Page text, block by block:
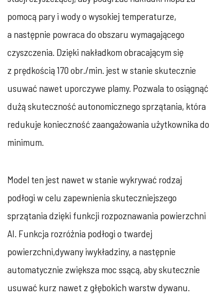
pomocą pary i wody o wysokiej temperaturze,
a następnie powraca do obszaru wymagającego
czyszczenia. Dzięki nakładkom obracającym się
z prędkością 170 obr./min. jest w stanie skutecznie
usuwać nawet uporczywe plamy. Pozwala to osiągnąć
dużą skuteczność autonomicznego sprzątania, która
redukuje konieczność zaangażowania użytkownika do
minimum.
Model ten jest nawet w stanie wykrywać rodzaj
podłogi w celu zapewnienia skuteczniejszego
sprzątania dzięki funkcji rozpoznawania powierzchni
AI. Funkcja rozróżnia podłogi o twardej
powierzchni,dywany iwykładziny, a następnie
automatycznie zwiększa moc ssącą, aby skutecznie
usuwać kurz nawet z głębokich warstw dywanu.